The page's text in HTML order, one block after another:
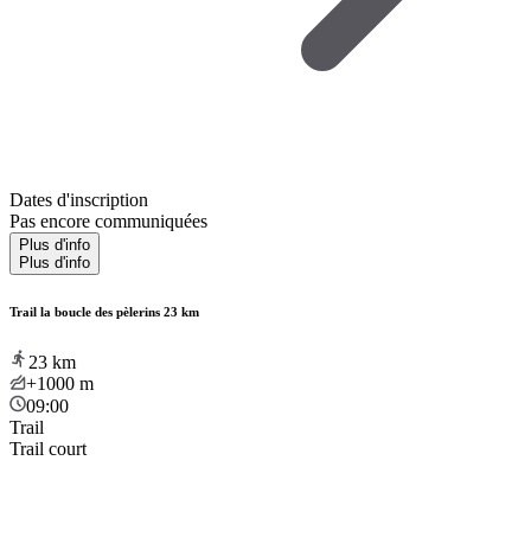
Dates d'inscription
Pas encore communiquées
Plus d'info
Plus d'info
Trail la boucle des pèlerins 23 km
23 km
+1000 m
09:00
Trail
Trail court